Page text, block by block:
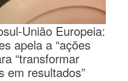
União Europeia:
apela a “ações
“transformar
em resultados”